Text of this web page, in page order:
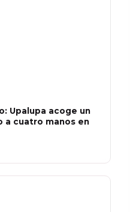
Upalupa acoge un
a cuatro manos en